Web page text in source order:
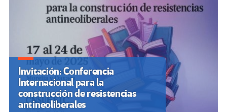
Invitación: Conferencia
Internacional para la
construcción de resistencias
antineoliberales